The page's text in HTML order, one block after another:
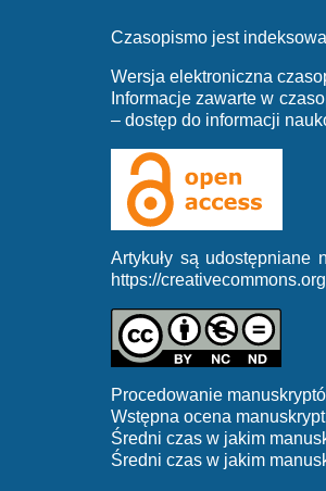
Czasopismo jest
Wersja elektroniczna
Informacje zawarte w
– dostęp do informacji
Artykuły są
https://
Procedowanie
Wstępna ocena
Średni czas w jakim
Średni czas w jakim